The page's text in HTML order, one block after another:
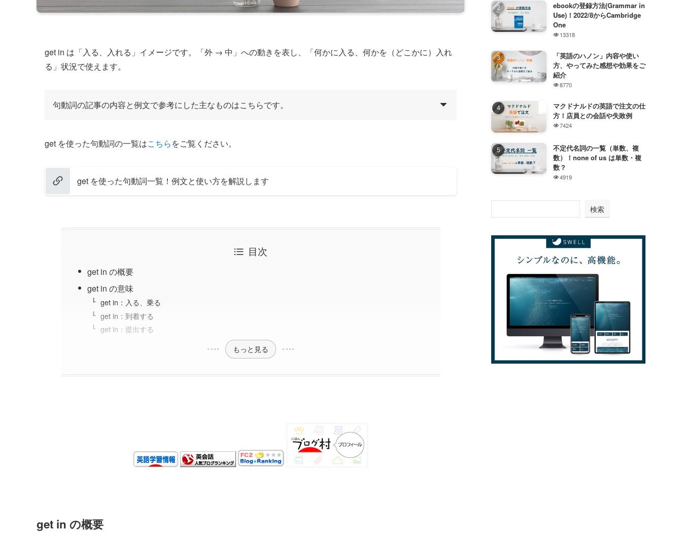
get in は「入る、入れる」イメージです。「外 → 中」への動きを表し、「何かに入る、何かを（どこかに）入れ
る」状況で使えます。
句動詞の記事の内容と例文で参考にした主なものはこちらです。
get を使った句動詞の一覧はこちらをご覧ください。
get を使った句動詞一覧！例文と使い方を解説します
目次
get in の概要
get in の意味
get in：入る、乗る
get in：到着する
get in：提出する
もっと見る
get in の概要
ebookの登録方法(Grammar in
Use)！2022/8からCambridge
One
13318
「英語のハノン」内容や使い
方、やってみた感想や効果をご
紹介
8770
マクドナルドの英語で注文の仕
方！店員との会話や失敗例
7424
不定代名詞の一覧（単数、複
数）！none of us は単数・複
数？
4919
検索